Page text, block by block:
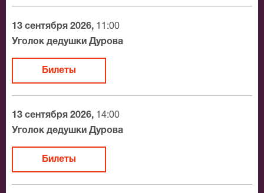
13 сентября 2026, 11:00
Уголок дедушки Дурова
Билеты
13 сентября 2026, 14:00
Уголок дедушки Дурова
Билеты